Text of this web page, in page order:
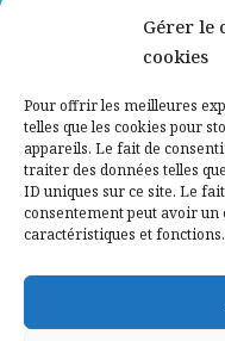
Gérer le
cookies
Pour offrir les meilleures
telles que les cookies pour
appareils. Le fait de
traiter des données telles
ID uniques sur ce site. Le
consentement peut avoir
caractéristiques et fonctions.
Contactez-nous
Mentions légales
Politique de